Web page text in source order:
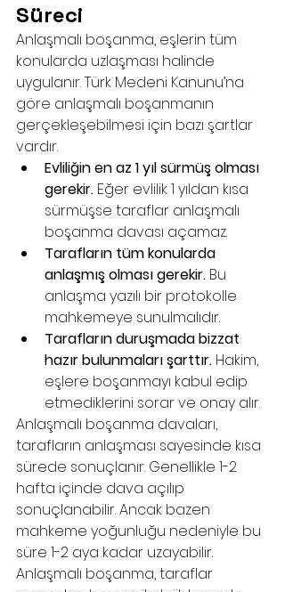
Süreci
Anlaşmalı boşanma, eşlerin tüm
konularda uzlaşması halinde
uygulanır. Türk Medeni Kanunu’na
göre anlaşmalı boşanmanın
gerçekleşebilmesi için bazı şartlar
vardır.
Evliliğin en az 1 yıl sürmüş olması
gerekir. Eğer evlilik 1 yıldan kısa
sürmüşse taraflar anlaşmalı
boşanma davası açamaz.
Tarafların tüm konularda
anlaşmış olması gerekir. Bu
anlaşma yazılı bir protokolle
mahkemeye sunulmalıdır.
Tarafların duruşmada bizzat
hazır bulunmaları şarttır. Hakim,
eşlere boşanmayı kabul edip
etmediklerini sorar ve onay alır.
Anlaşmalı boşanma davaları,
tarafların anlaşması sayesinde kısa
sürede sonuçlanır. Genellikle 1-2
hafta içinde dava açılıp
sonuçlanabilir. Ancak bazen
mahkeme yoğunluğu nedeniyle bu
süre 1-2 aya kadar uzayabilir.
Anlaşmalı boşanma, taraflar